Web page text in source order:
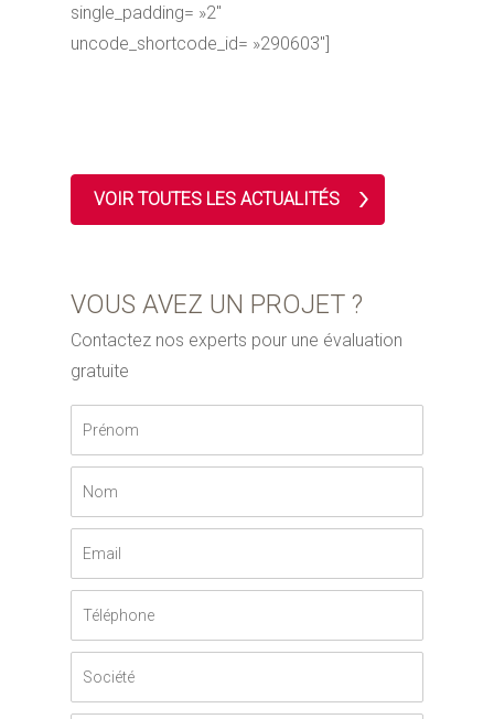
single_padding= »2″
uncode_shortcode_id= »290603″]
VOIR TOUTES LES ACTUALITÉS
VOUS AVEZ UN PROJET ?
Contactez nos experts pour une évaluation
gratuite